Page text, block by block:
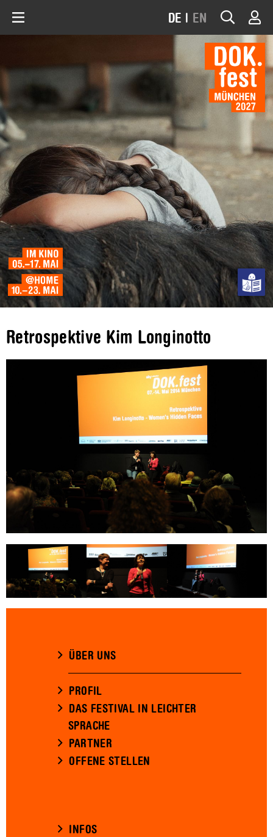
DE | EN
Retrospektive Kim Longinotto
ÜBER UNS
PROFIL
DAS FESTIVAL IN LEICHTER
SPRACHE
PARTNER
OFFENE STELLEN
INFOS